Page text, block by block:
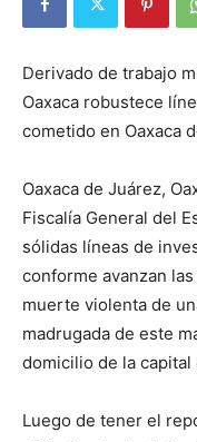
Derivado de trabajo
Oaxaca robustece
cometido en Oaxaca
Oaxaca de Juárez,
Fiscalía General del
sólidas líneas de
conforme avanzan
muerte violenta de
madrugada de este
domicilio de la capital
Luego de tener el